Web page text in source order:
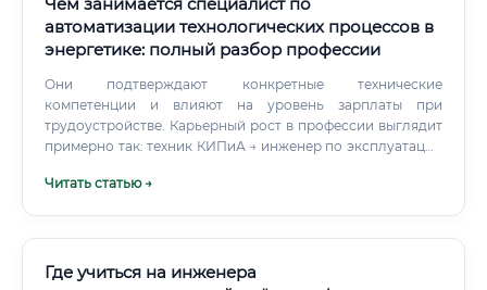
автоматизации технологических процессов в
энергетике: полный разбор профессии
Они подтверждают конкретные технические
компетенции и влияют на уровень зарплаты при
трудоустройстве. Карьерный рост в профессии выглядит
примерно так: техник КИПиА → инженер по эксплуатации
главный специалист по автоматизации.
Читать статью →
Где учиться на инженера